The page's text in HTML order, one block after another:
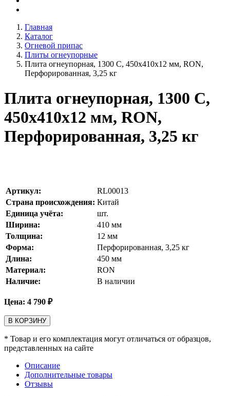
Главная
Каталог
Огневой припас
Плиты огнеупорные
Плита огнеупорная, 1300 С, 450х410х12 мм, RON,
Перфорированная, 3,25 кг
Плита огнеупорная, 1300 С,
450х410х12 мм, RON,
Перфорированная, 3,25 кг
Артикул:
RL00013
Страна происхождения: Китай
Единица учёта:
шт.
Ширина:
410 мм
Толщина:
12 мм
Форма:
Перфорированная, 3,25 кг
Длина:
450 мм
Материал:
RON
Наличие:
В наличии
Цена: 4 790 ₽
В КОРЗИНУ
* Товар и его комплектация могут отличаться от образцов,
представленных на сайте
Описание
Дополнительные товары
Отзывы